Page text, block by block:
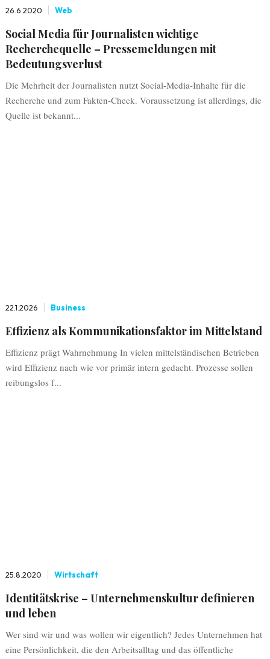
26.6.2020 Web
Social Media für Journalisten wichtige
Recherchequelle – Pressemeldungen mit
Bedeutungsverlust
Die Mehrheit der Journalisten nutzt Social-Media-Inhalte für die
Recherche und zum Fakten-Check. Voraussetzung ist allerdings, die
Quelle ist bekannt...
22.1.2026 Business
Effizienz als Kommunikationsfaktor im Mittelstand
Effizienz prägt Wahrnehmung In vielen mittelständischen Betrieben
wird Effizienz nach wie vor primär intern gedacht. Prozesse sollen
reibungslos f...
25.8.2020 Wirtschaft
Identitätskrise – Unternehmenskultur definieren
und leben
Wer sind wir und was wollen wir eigentlich? Jedes Unternehmen hat
eine Persönlichkeit, die den Arbeitsalltag und das öffentliche